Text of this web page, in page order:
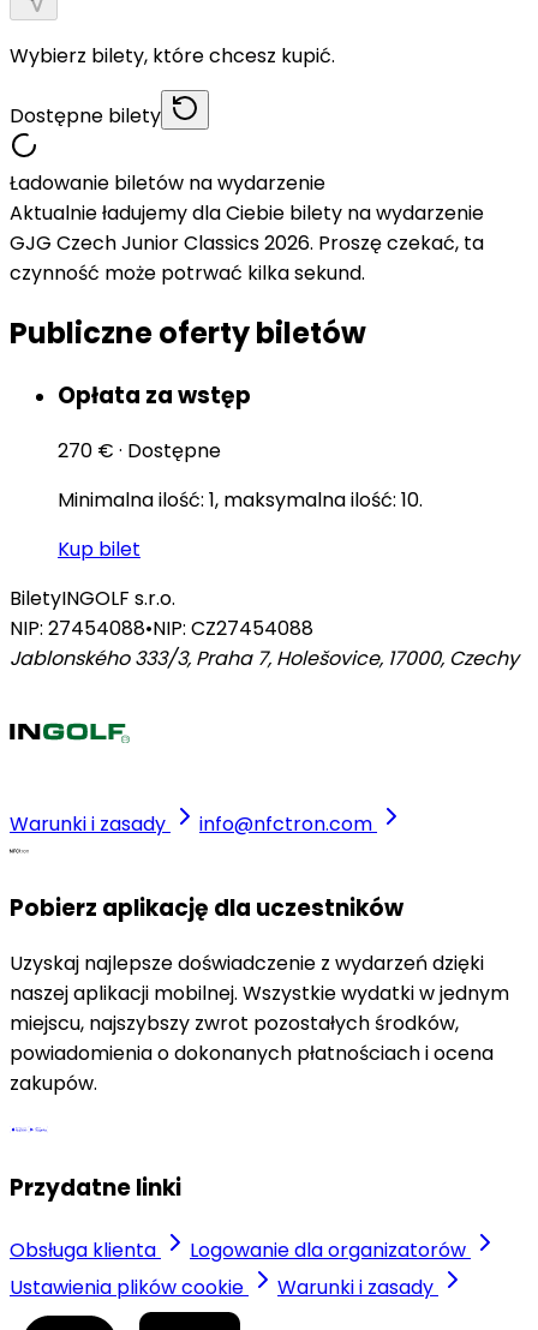
Wybierz bilety, które chcesz kupić.
Dostępne bilety
Ładowanie biletów na wydarzenie
Aktualnie ładujemy dla Ciebie bilety na wydarzenie
GJG Czech Junior Classics 2026. Proszę czekać, ta
czynność może potrwać kilka sekund.
Publiczne oferty biletów
Opłata za wstęp
270 € · Dostępne
Minimalna ilość: 1, maksymalna ilość: 10.
Kup bilet
BiletyINGOLF s.r.o.
NIP: 27454088•NIP: CZ27454088
Jablonského 333/3, Praha 7, Holešovice, 17000, Czechy
Warunki i zasady info@nfctron.com
Pobierz aplikację dla uczestników
Uzyskaj najlepsze doświadczenie z wydarzeń dzięki
naszej aplikacji mobilnej. Wszystkie wydatki w jednym
miejscu, najszybszy zwrot pozostałych środków,
powiadomienia o dokonanych płatnościach i ocena
zakupów.
Przydatne linki
Obsługa klienta
Logowanie dla organizatorów
Ustawienia plików cookie
Warunki i zasady